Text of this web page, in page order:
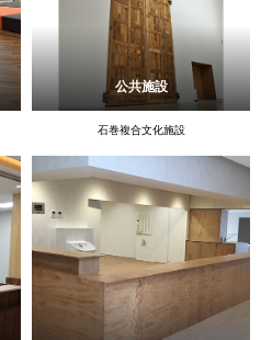
公共施設
石巻複合文化施設